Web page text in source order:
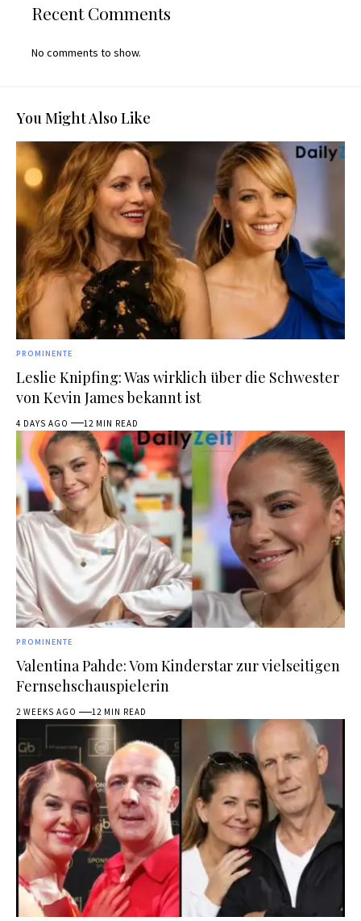
Recent Comments
No comments to show.
You Might Also Like
PROMINENTE
Leslie Knipfing: Was wirklich über die Schwester
von Kevin James bekannt ist
4 DAYS AGO 12 MIN READ
PROMINENTE
Valentina Pahde: Vom Kinderstar zur vielseitigen
Fernsehschauspielerin
2 WEEKS AGO 12 MIN READ